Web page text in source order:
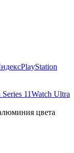
PlayStation
11Watch Ultra
цвета